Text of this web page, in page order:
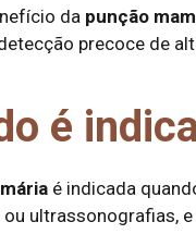
da punção
precoce de
é
é indicada
ultrassonografias,